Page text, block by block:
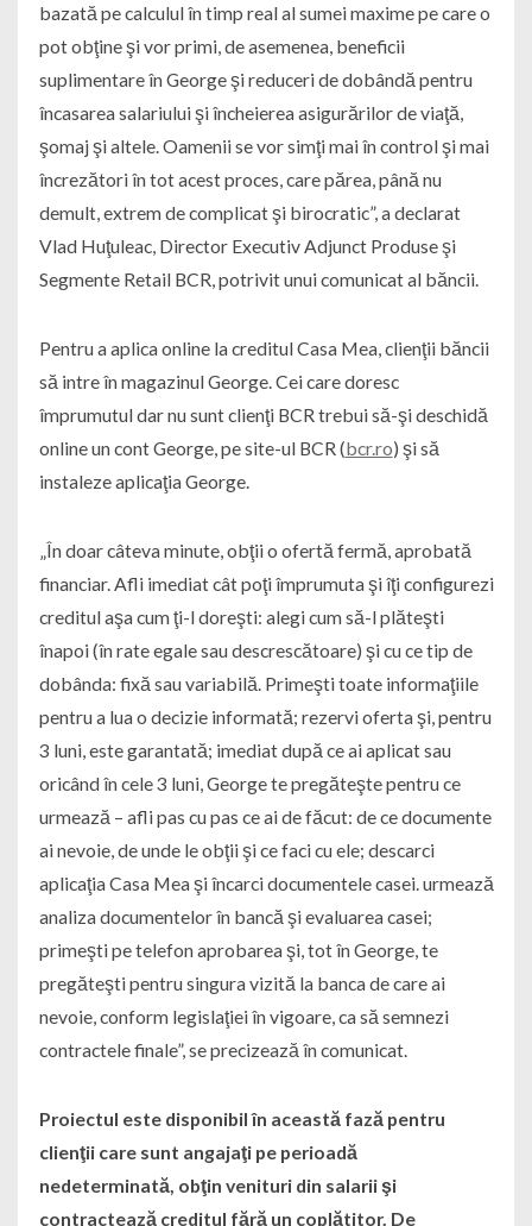
bazată pe calculul în timp real al sumei maxime pe care o
pot obţine şi vor primi, de asemenea, beneficii
suplimentare în George şi reduceri de dobândă pentru
încasarea salariului şi încheierea asigurărilor de viaţă,
şomaj şi altele. Oamenii se vor simţi mai în control şi mai
încrezători în tot acest proces, care părea, până nu
demult, extrem de complicat şi birocratic”, a declarat
Vlad Huţuleac, Director Executiv Adjunct Produse şi
Segmente Retail BCR, potrivit unui comunicat al băncii.
Pentru a aplica online la creditul Casa Mea, clienţii băncii
să intre în magazinul George. Cei care doresc
împrumutul dar nu sunt clienţi BCR trebui să-şi deschidă
online un cont George, pe site-ul BCR (bcr.ro) şi să
instaleze aplicaţia George.
„În doar câteva minute, obţii o ofertă fermă, aprobată
financiar. Afli imediat cât poţi împrumuta şi îţi configurezi
creditul aşa cum ţi-l doreşti: alegi cum să-l plăteşti
înapoi (în rate egale sau descrescătoare) şi cu ce tip de
dobânda: fixă sau variabilă. Primeşti toate informaţiile
pentru a lua o decizie informată; rezervi oferta şi, pentru
3 luni, este garantată; imediat după ce ai aplicat sau
oricând în cele 3 luni, George te pregăteşte pentru ce
urmează – afli pas cu pas ce ai de făcut: de ce documente
ai nevoie, de unde le obţii şi ce faci cu ele; descarci
aplicaţia Casa Mea şi încarci documentele casei. urmează
analiza documentelor în bancă şi evaluarea casei;
primeşti pe telefon aprobarea şi, tot în George, te
pregăteşti pentru singura vizită la banca de care ai
nevoie, conform legislaţiei în vigoare, ca să semnezi
contractele finale”, se precizează în comunicat.
Proiectul este disponibil în această fază pentru
clienţii care sunt angajaţi pe perioadă
nedeterminată, obţin venituri din salarii şi
contractează creditul fără un coplătitor. De